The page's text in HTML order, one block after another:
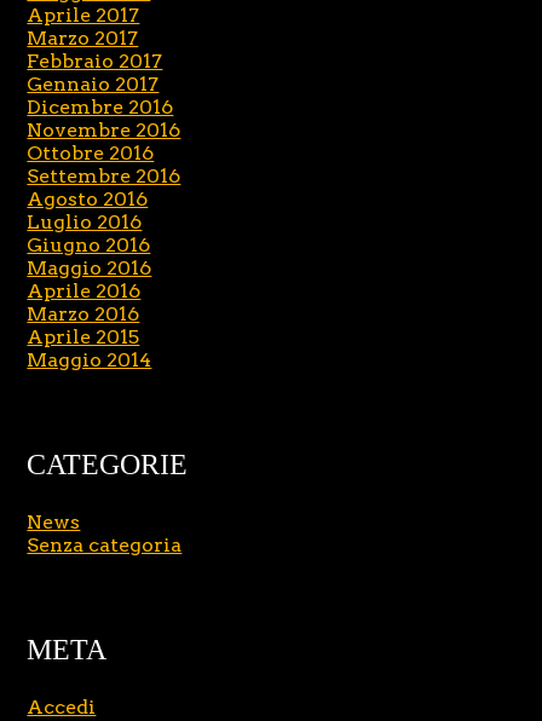
Aprile 2017
Marzo 2017
Febbraio 2017
Gennaio 2017
Dicembre 2016
Novembre 2016
Ottobre 2016
Settembre 2016
Agosto 2016
Luglio 2016
Giugno 2016
Maggio 2016
Aprile 2016
Marzo 2016
Aprile 2015
Maggio 2014
CATEGORIE
News
Senza categoria
META
Accedi